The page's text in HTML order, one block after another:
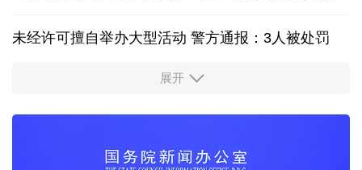
未经许可擅自举办大型活动 警方通报：3人被处罚
中国多地出台带薪休假新政 释放消费潜力
展开